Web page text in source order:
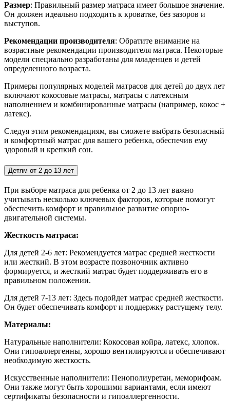
Размер: Правильный размер матраса имеет большое значение.
Он должен идеально подходить к кроватке, без зазоров и
выступов.
Рекомендации производителя: Обратите внимание на
возрастные рекомендации производителя матраса. Некоторые
модели специально разработаны для младенцев и детей
определенного возраста.
Примеры популярных моделей матрасов для детей до двух лет
включают кокосовые матрасы, матрасы с латексным
наполнением и комбинированные матрасы (например, кокос +
латекс).
Следуя этим рекомендациям, вы сможете выбрать безопасный
и комфортный матрас для вашего ребенка, обеспечив ему
здоровый и крепкий сон.
Детям от 2 до 13 лет
При выборе матраса для ребенка от 2 до 13 лет важно
учитывать несколько ключевых факторов, которые помогут
обеспечить комфорт и правильное развитие опорно-
двигательной системы.
Жесткость матраса:
Для детей 2-6 лет: Рекомендуется матрас средней жесткости
или жесткий. В этом возрасте позвоночник активно
формируется, и жесткий матрас будет поддерживать его в
правильном положении.
Для детей 7-13 лет: Здесь подойдет матрас средней жесткости.
Он будет обеспечивать комфорт и поддержку растущему телу.
Материалы:
Натуральные наполнители: Кокосовая койра, латекс, хлопок.
Они гипоаллергенны, хорошо вентилируются и обеспечивают
необходимую жесткость.
Искусственные наполнители: Пенополиуретан, меморифоам.
Они также могут быть хорошими вариантами, если имеют
сертификаты безопасности и гипоаллергенности.